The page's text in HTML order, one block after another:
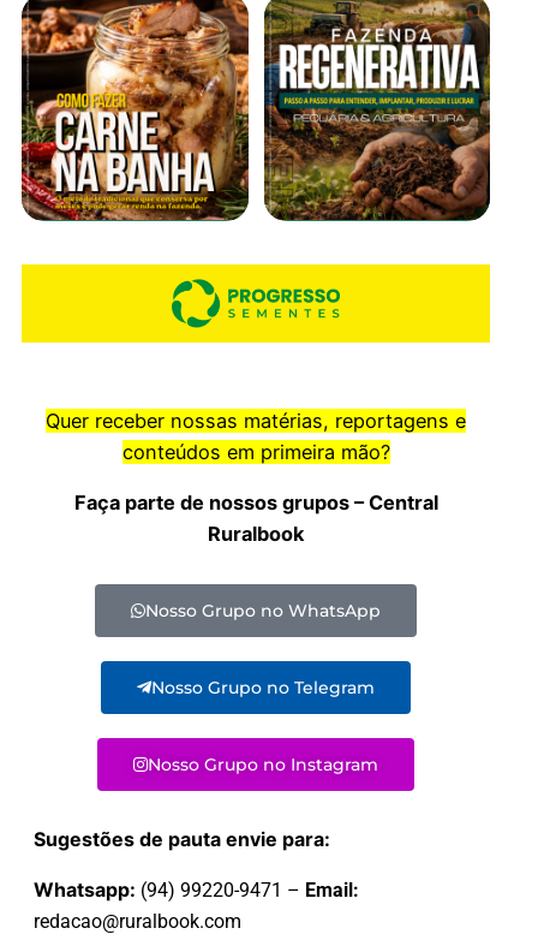
Quer receber nossas matérias, reportagens e
conteúdos em primeira mão?
Faça parte de nossos grupos – Central
Ruralbook
Nosso Grupo no WhatsApp
Nosso Grupo no Telegram
Nosso Grupo no Instagram
Sugestões de pauta envie para:
Whatsapp: (94) 99220-9471 – Email:
redacao@ruralbook.com